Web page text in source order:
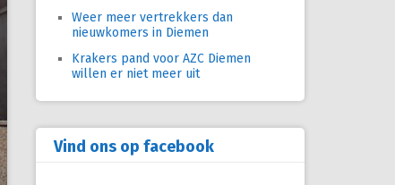
Weer meer vertrekkers dan
nieuwkomers in Diemen
Krakers pand voor AZC Diemen
willen er niet meer uit
Vind ons op facebook